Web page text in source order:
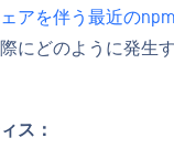
アを伴う最近の
にどのように発生
ス：